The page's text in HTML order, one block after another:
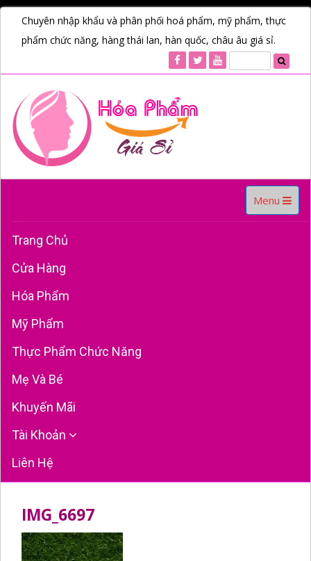
Chuyên nhập khẩu và phân phối hoá phẩm, mỹ phẩm, thực
phẩm chức năng, hàng thái lan, hàn quốc, châu âu giá sỉ.
Toggle
navigation
Menu
Trang Chủ
Cửa Hàng
Hóa Phẩm
Mỹ Phẩm
Thực Phẩm Chức Năng
Mẹ Và Bé
Khuyến Mãi
Tài Khoản
Liên Hệ
IMG_6697